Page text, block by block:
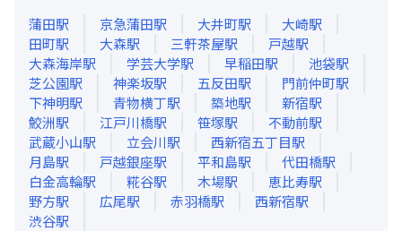
蒲田駅 京急蒲田駅 大井町駅 大崎駅
田町駅 大森駅 三軒茶屋駅 戸越駅
大森海岸駅 学芸大学駅 早稲田駅 池袋駅
芝公園駅 神楽坂駅 五反田駅 門前仲町駅
下神明駅 青物横丁駅 築地駅 新宿駅
鮫洲駅 江戸川橋駅 笹塚駅 不動前駅
武蔵小山駅 立会川駅 西新宿五丁目駅
月島駅 戸越銀座駅 平和島駅 代田橋駅
白金高輪駅 糀谷駅 木場駅 恵比寿駅
野方駅 広尾駅 赤羽橋駅 西新宿駅
渋谷駅